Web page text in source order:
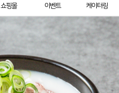
쇼핑몰 이벤트 케이터링